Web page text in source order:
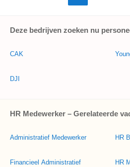
Deze bedrijven zoeken nu
CAK
DJI
HR Medewerker – Gerelateerde
Administratief Medewerker
Financieel Administratief
HR
HR